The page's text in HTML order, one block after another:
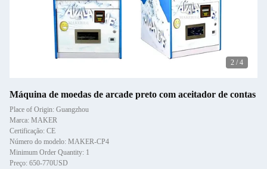
2 / 4
Máquina de moedas de arcade preto com aceitador de contas
Place of Origin: Guangzhou
Marca: MAKER
Certificação: CE
Número do modelo: MAKER-CP4
Minimum Order Quantity: 1
Preço: 650-770USD